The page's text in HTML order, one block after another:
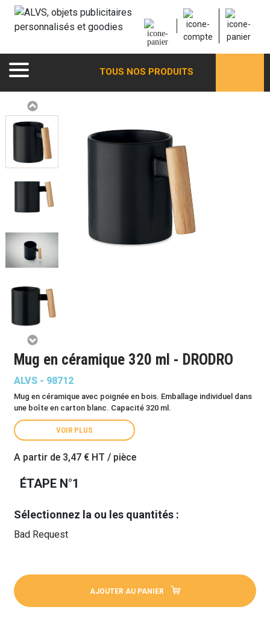
TOUS NOS PRODUITS
Mug en céramique 320 ml - DRODRO
ALVS - 98712
Mug en céramique avec poignée en bois. Emballage individuel dans
une boîte en carton blanc. Capacité 320 ml.
VOIR PLUS
A partir de 3,47 € HT / pièce
ÉTAPE N°1
Sélectionnez la ou les quantités :
Bad Request
AJOUTER AU PANIER